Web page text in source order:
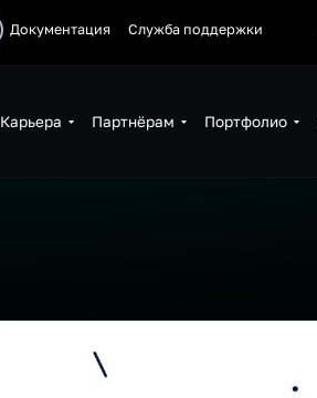
Документация Служба поддержки
Карьера Партнёрам Портфолио